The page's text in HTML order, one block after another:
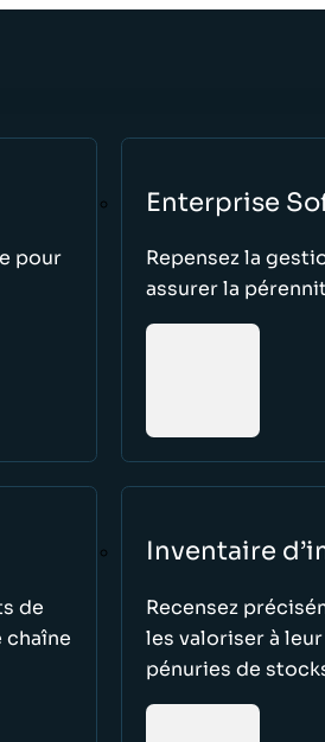
pour
Enterprise
Repensez la
assurer la
de
Inventaire
Recensez
les valoriser à
pénuries de